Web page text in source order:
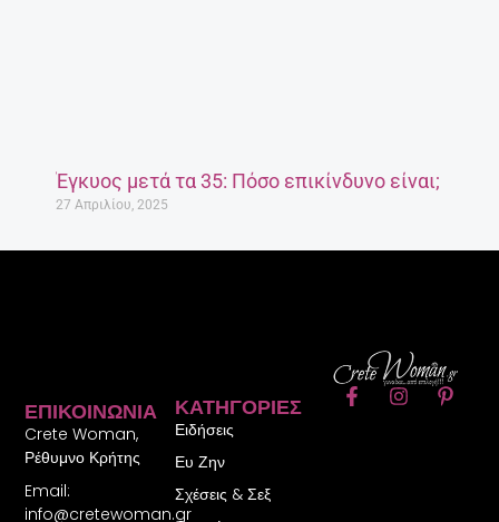
Έγκυος μετά τα 35: Πόσο επικίνδυνο είναι;
27 Απριλίου, 2025
F
a
I
P
ΚΑΤΗΓΟΡΊΕΣ
Ειδήσεις
Ευ Ζην
Σχέσεις & Σεξ
ΕΠΙΚΟΙΝΩΝΊΑ
Crete Woman,
Ρέθυμνο Κρήτης
Email:
info@cretewoman.gr